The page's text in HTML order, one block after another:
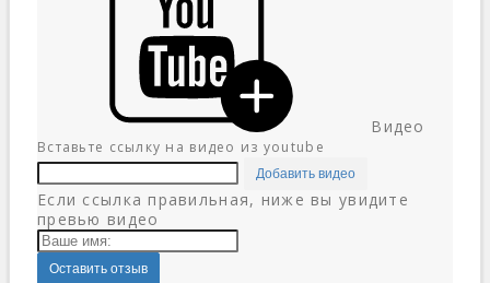
Видео
Вставьте ссылку на видео из youtube
Добавить видео
Если ссылка правильная, ниже вы увидите
превью видео
Оставить отзыв